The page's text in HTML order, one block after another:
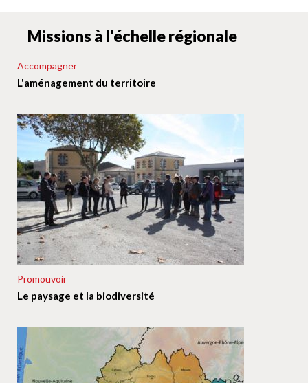
Missions à l'échelle régionale
Accompagner
L'aménagement du territoire
Promouvoir
Le paysage et la biodiversité